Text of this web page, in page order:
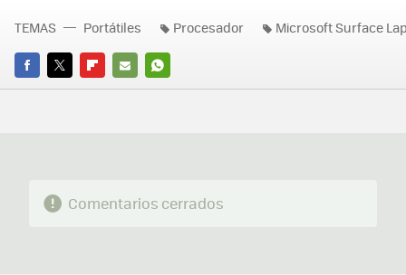
FACEBOOK
TWITTERFLIPBOARD
E-
WHATSAPP
TEMAS Portátiles Procesador Microsoft Surface
Comentarios cerrados